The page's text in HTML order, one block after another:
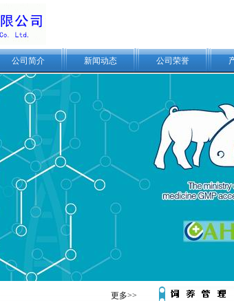
公司简介 新闻动态 公司荣誉
更多>>